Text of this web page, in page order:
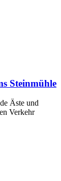
Steinmühle
Äste und
Verkehr